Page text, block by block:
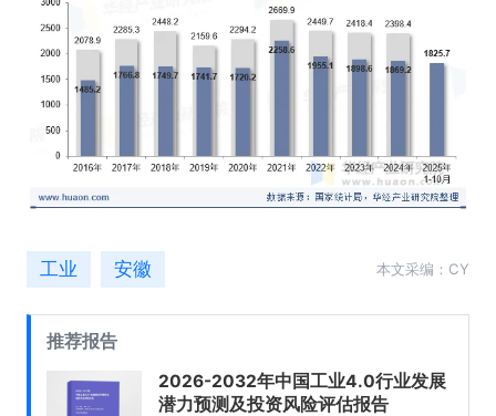
工业 安徽 本文采编：CY
推荐报告
2026-2032年中国工业4.0行业发展
潜力预测及投资风险评估报告